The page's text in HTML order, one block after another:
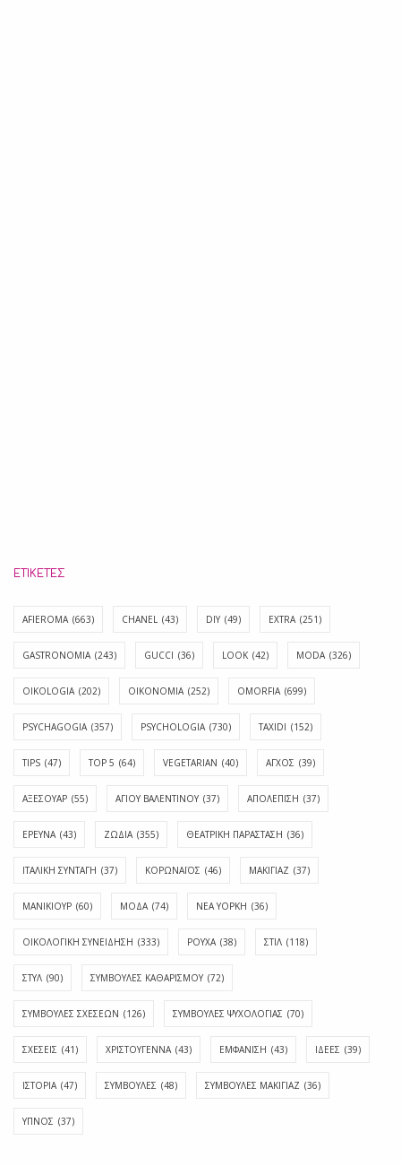
ΕΤΙΚΈΤΕΣ
AFIEROMA (663) CHANEL (43) DIY (49) EXTRA (251)
GASTRONOMIA (243) GUCCI (36) LOOK (42) MODA (326)
OIKOLOGIA (202) OIKONOMIA (252) OMORFIA (699)
PSYCHAGOGIA (357) PSYCHOLOGIA (730) TAXIDI (152)
TIPS (47) TOP 5 (64) VEGETARIAN (40) ΑΓΧΟΣ (39)
ΑΞΕΣΟΥΑΡ (55) ΑΓΊΟΥ ΒΑΛΕΝΤΊΝΟΥ (37) ΑΠΟΛΈΠΙΣΗ (37)
ΕΡΕΥΝΑ (43) ΖΩΔΙΑ (355) ΘΕΑΤΡΙΚΗ ΠΑΡΑΣΤΑΣΗ (36)
ΙΤΑΛΙΚΗ ΣΥΝΤΑΓΗ (37) ΚΟΡΩΝΑΪΟΣ (46) ΜΑΚΙΓΙΑΖ (37)
ΜΑΝΙΚΙΟΥΡ (60) ΜΟΔΑ (74) ΝΕΑ ΥΟΡΚΗ (36)
ΟΙΚΟΛΟΓΙΚΗ ΣΥΝΕΙΔΗΣΗ (333) ΡΟΥΧΑ (38) ΣΤΙΛ (118)
ΣΤΥΛ (90) ΣΥΜΒΟΥΛΕΣ ΚΑΘΑΡΙΣΜΟΥ (72)
ΣΥΜΒΟΥΛΕΣ ΣΧΕΣΕΩΝ (126) ΣΥΜΒΟΥΛΕΣ ΨΥΧΟΛΟΓΙΑΣ (70)
ΣΧΕΣΕΙΣ (41) ΧΡΙΣΤΟΥΓΕΝΝΑ (43) ΕΜΦΆΝΙΣΗ (43) ΙΔΈΕΣ (39)
ΙΣΤΟΡΊΑ (47) ΣΥΜΒΟΥΛΈΣ (48) ΣΥΜΒΟΥΛΈΣ ΜΑΚΙΓΙΆΖ (36)
ΎΠΝΟΣ (37)